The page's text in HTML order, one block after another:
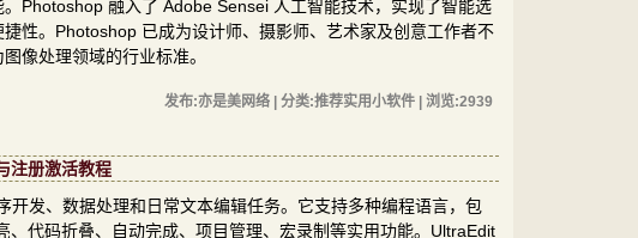
Photoshop 融入了 Adobe Sensei 人工智能技术，实现了智能选
性。Photoshop 已成为设计师、摄影师、艺术家及创意工作者不
像处理领域的行业标准。
发布:亦是美网络 | 分类:推荐实用小软件 | 浏览:2939
注册激活教程
发、数据处理和日常文本编辑任务。它支持多种编程语言，包
代码折叠、自动完成、项目管理、宏录制等实用功能。UltraEdit